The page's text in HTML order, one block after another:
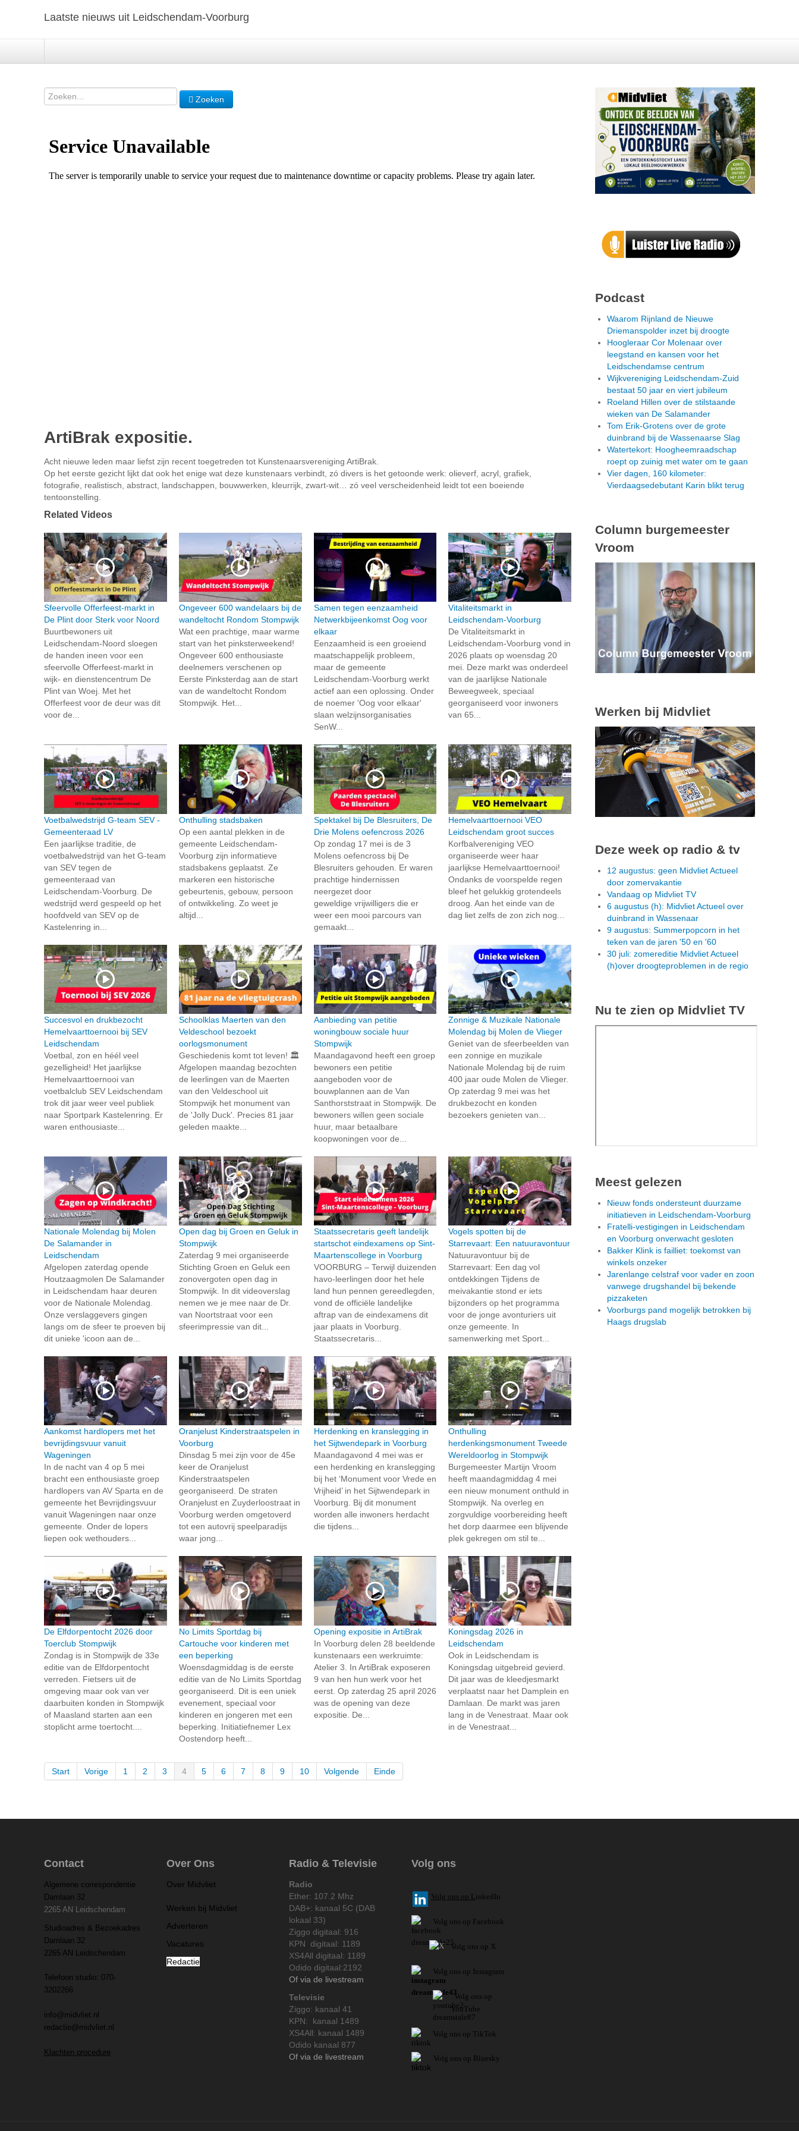
Laatste nieuws uit Leidschendam-Voorburg
Zoeken
ArtiBrak expositie.
Acht nieuwe leden maar liefst zijn recent toegetreden tot Kunstenaarsvereniging ArtiBrak.
Op het eerste gezicht lijkt dat ook het enige wat deze kunstenaars verbindt, zó divers is het getoonde werk: olieverf, acryl, grafiek,
fotografie, realistisch, abstract, landschappen, bouwwerken, kleurrijk, zwart-wit… zó veel verscheidenheid leidt tot een boeiende
tentoonstelling.
Related Videos
Sfeervolle Offerfeest-markt in
De Plint door Sterk voor Noord
Buurtbewoners uit
Leidschendam-Noord sloegen
de handen ineen voor een
sfeervolle Offerfeest-markt in
wijk- en dienstencentrum De
Plint van Woej. Met het
Offerfeest voor de deur was dit
voor de...
Ongeveer 600 wandelaars bij de
wandeltocht Rondom Stompwijk
Wat een prachtige, maar warme
start van het pinksterweekend!
Ongeveer 600 enthousiaste
deelnemers verschenen op
Eerste Pinksterdag aan de start
van de wandeltocht Rondom
Stompwijk. Het...
Samen tegen eenzaamheid
Netwerkbijeenkomst Oog voor
elkaar
Eenzaamheid is een groeiend
maatschappelijk probleem,
maar de gemeente
Leidschendam-Voorburg werkt
actief aan een oplossing. Onder
de noemer 'Oog voor elkaar'
slaan welzijnsorganisaties
SenW...
Vitaliteitsmarkt in
Leidschendam-Voorburg
De Vitaliteitsmarkt in
Leidschendam-Voorburg vond in
2026 plaats op woensdag 20
mei. Deze markt was onderdeel
van de jaarlijkse Nationale
Beweegweek, speciaal
georganiseerd voor inwoners
van 65...
Voetbalwedstrijd G-team SEV -
Gemeenteraad LV
Een jaarlijkse traditie, de
voetbalwedstrijd van het G-team
van SEV tegen de
gemeenteraad van
Leidschendam-Voorburg. De
wedstrijd werd gespeeld op het
hoofdveld van SEV op de
Kastelenring in...
Onthulling stadsbaken
Op een aantal plekken in de
gemeente Leidschendam-
Voorburg zijn informatieve
stadsbakens geplaatst. Ze
markeren een historische
gebeurtenis, gebouw, persoon
of ontwikkeling. Zo weet je
altijd...
Spektakel bij De Blesruiters, De
Drie Molens oefencross 2026
Op zondag 17 mei is de 3
Molens oefencross bij De
Blesruiters gehouden. Er waren
prachtige hindernissen
neergezet door
geweldige vrijwilligers die er
weer een mooi parcours van
gemaakt...
Hemelvaarttoernooi VEO
Leidschendam groot succes
Korfbalvereniging VEO
organiseerde weer haar
jaarlijkse Hemelvaarttoernooi!
Ondanks de voorspelde regen
bleef het gelukkig grotendeels
droog. Aan het einde van de
dag liet zelfs de zon zich nog...
Succesvol en drukbezocht
Hemelvaarttoernooi bij SEV
Leidschendam
Voetbal, zon en héél veel
gezelligheid! Het jaarlijkse
Hemelvaarttoernooi van
voetbalclub SEV Leidschendam
trok dit jaar weer veel publiek
naar Sportpark Kastelenring. Er
waren enthousiaste...
Schoolklas Maerten van den
Veldeschool bezoekt
oorlogsmonument
Geschiedenis komt tot leven! 🏛️
Afgelopen maandag bezochten
de leerlingen van de Maerten
van den Veldeschool uit
Stompwijk het monument van
de 'Jolly Duck'. Precies 81 jaar
geleden maakte...
Aanbieding van petitie
woningbouw sociale huur
Stompwijk
Maandagavond heeft een groep
bewoners een petitie
aangeboden voor de
bouwplannen aan de Van
Santhorststraat in Stompwijk. De
bewoners willen geen sociale
huur, maar betaalbare
koopwoningen voor de...
Zonnige & Muzikale Nationale
Molendag bij Molen de Vlieger
Geniet van de sfeerbeelden van
een zonnige en muzikale
Nationale Molendag bij de ruim
400 jaar oude Molen de Vlieger.
Op zaterdag 9 mei was het
drukbezocht en konden
bezoekers genieten van...
Nationale Molendag bij Molen
De Salamander in
Leidschendam
Afgelopen zaterdag opende
Houtzaagmolen De Salamander
in Leidschendam haar deuren
voor de Nationale Molendag.
Onze verslaggevers gingen
langs om de sfeer te proeven bij
dit unieke 'icoon aan de...
Open dag bij Groen en Geluk in
Stompwijk
Zaterdag 9 mei organiseerde
Stichting Groen en Geluk een
zonovergoten open dag in
Stompwijk. In dit videoverslag
nemen we je mee naar de Dr.
van Noortstraat voor een
sfeerimpressie van dit...
Staatssecretaris geeft landelijk
startschot eindexamens op Sint-
Maartenscollege in Voorburg
VOORBURG – Terwijl duizenden
havo-leerlingen door het hele
land hun pennen gereedlegden,
vond de officiële landelijke
aftrap van de eindexamens dit
jaar plaats in Voorburg.
Staatssecretaris...
Vogels spotten bij de
Starrevaart: Een natuuravontuur
Natuuravontuur bij de
Starrevaart: Een dag vol
ontdekkingen Tijdens de
meivakantie stond er iets
bijzonders op het programma
voor de jonge avonturiers uit
onze gemeente. In
samenwerking met Sport...
Aankomst hardlopers met het
bevrijdingsvuur vanuit
Wageningen
In de nacht van 4 op 5 mei
bracht een enthousiaste groep
hardlopers van AV Sparta en de
gemeente het Bevrijdingsvuur
vanuit Wageningen naar onze
gemeente. Onder de lopers
liepen ook wethouders...
Oranjelust Kinderstraatspelen in
Voorburg
Dinsdag 5 mei zijn voor de 45e
keer de Oranjelust
Kinderstraatspelen
georganiseerd. De straten
Oranjelust en Zuyderloostraat in
Voorburg werden omgetoverd
tot een autovrij speelparadijs
waar jong...
Herdenking en kranslegging in
het Sijtwendepark in Voorburg
Maandagavond 4 mei was er
een herdenking en kranslegging
bij het ‘Monument voor Vrede en
Vrijheid’ in het Sijtwendepark in
Voorburg. Bij dit monument
worden alle inwoners herdacht
die tijdens...
Onthulling
herdenkingsmonument Tweede
Wereldoorlog in Stompwijk
Burgemeester Martijn Vroom
heeft maandagmiddag 4 mei
een nieuw monument onthuld in
Stompwijk. Na overleg en
zorgvuldige voorbereiding heeft
het dorp daarmee een blijvende
plek gekregen om stil te...
De Elfdorpentocht 2026 door
Toerclub Stompwijk
Zondag is in Stompwijk de 33e
editie van de Elfdorpentocht
verreden. Fietsers uit de
omgeving maar ook van ver
daarbuiten konden in Stompwijk
of Maasland starten aan een
stoplicht arme toertocht....
No Limits Sportdag bij
Cartouche voor kinderen met
een beperking
Woensdagmiddag is de eerste
editie van de No Limits Sportdag
georganiseerd. Dit is een uniek
evenement, speciaal voor
kinderen en jongeren met een
beperking. Initiatiefnemer Lex
Oostendorp heeft...
Opening expositie in ArtiBrak
In Voorburg delen 28 beeldende
kunstenaars een werkruimte:
Atelier 3. In ArtiBrak exposeren
9 van hen hun werk voor het
eerst. Op zaterdag 25 april 2026
was de opening van deze
expositie. De...
Koningsdag 2026 in
Leidschendam
Ook in Leidschendam is
Koningsdag uitgebreid gevierd.
Dit jaar was de kleedjesmarkt
verplaatst naar het Damplein en
Damlaan. De markt was jaren
lang in de Venestraat. Maar ook
in de Venestraat...
Start Vorige 1 2 3 4 5 6 7 8 9 10 Volgende Einde
Podcast
Waarom Rijnland de Nieuwe
Driemanspolder inzet bij droogte
Hoogleraar Cor Molenaar over
leegstand en kansen voor het
Leidschendamse centrum
Wijkvereniging Leidschendam-Zuid
bestaat 50 jaar en viert jubileum
Roeland Hillen over de stilstaande
wieken van De Salamander
Tom Erik-Grotens over de grote
duinbrand bij de Wassenaarse Slag
Watertekort: Hoogheemraadschap
roept op zuinig met water om te gaan
Vier dagen, 160 kilometer:
Vierdaagsedebutant Karin blikt terug
Column burgemeester
Vroom
Werken bij Midvliet
Deze week op radio & tv
12 augustus: geen Midvliet Actueel
door zomervakantie
Vandaag op Midvliet TV
6 augustus (h): Midvliet Actueel over
duinbrand in Wassenaar
9 augustus: Summerpopcorn in het
teken van de jaren '50 en '60
30 juli: zomereditie Midvliet Actueel
(h)over droogteproblemen in de regio
Nu te zien op Midvliet TV
Meest gelezen
Nieuw fonds ondersteunt duurzame
initiatieven in Leidschendam-Voorburg
Fratelli-vestigingen in Leidschendam
en Voorburg onverwacht gesloten
Bakker Klink is failliet: toekomst van
winkels onzeker
Jarenlange celstraf voor vader en zoon
vanwege drugshandel bij bekende
pizzaketen
Voorburgs pand mogelijk betrokken bij
Haags drugslab
Contact
Algemene correspondentie
Damlaan 32
2265 AN Leidschendam
Studioadres & Bezoekadres
Damlaan 32
2265 AN Leidschendam
Telefoon studio: 070-
3202266
info@midvliet.nl
redactie@midvliet.nl
Klachten procedure
Over Ons
Over Midvliet
Werken bij Midvliet
Adverteren
Vacatures
Redactie
Radio & Televisie
Radio
Ether: 107.2 Mhz
DAB+: kanaal 5C (DAB
lokaal 33)
Ziggo digitaal: 916
KPN digitaal: 1189
XS4All digitaal: 1189
Odido digitaal:2192
Of via de livestream
Televisie
Ziggo: kanaal 41
KPN: kanaal 1489
XS4All: kanaal 1489
Odido kanaal 877
Of via de livestream
Volg ons
Volg ons op L inkedIn
Volg ons op Facebook
Volg ons op X
Volg ons op Instagram
Volg ons op
YouTube
Volg ons op TikTok
Volg ons op Bluesky